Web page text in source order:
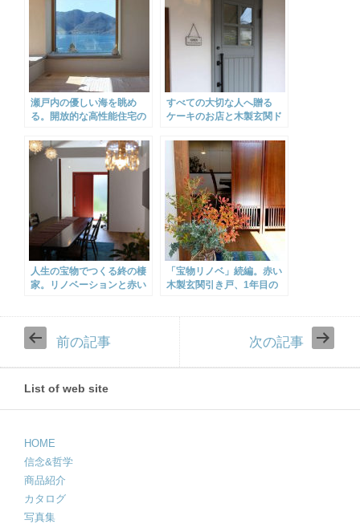
瀬戸内の優しい海を眺め
る。開放的な高性能住宅の
すべての大切な人へ贈る
ケーキのお店と木製玄関ド
人生の宝物でつくる終の棲
家。リノベーションと赤い
「宝物リノベ」続編。赤い
木製玄関引き戸、1年目の
前の記事 次の記事
List of web site
HOME
信念&哲学
商品紹介
カタログ
写真集